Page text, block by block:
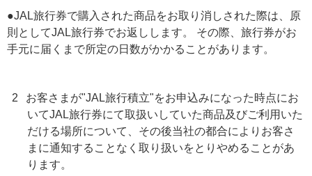
●JAL旅行券で購入された商品をお取り消しされた際は、原
則としてJAL旅行券でお返しします。 その際、旅行券がお
手元に届くまで所定の日数がかかることがあります。
2
お客さまが"JAL旅行積立"をお申込みになった時点にお
いてJAL旅行券にて取扱いしていた商品及びご利用いた
だける場所について、その後当社の都合によりお客さ
まに通知することなく取り扱いをとりやめることがあ
ります。